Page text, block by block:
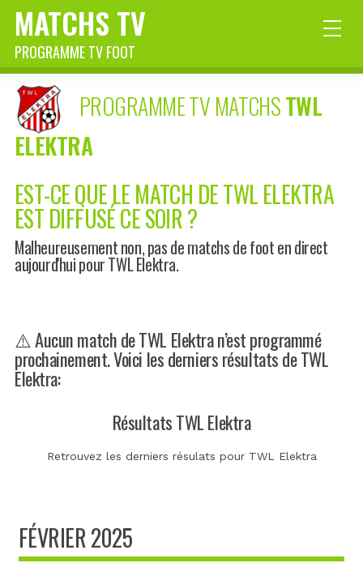
MATCHS TV
PROGRAMME TV FOOT
PROGRAMME TV MATCHSTWL
ELEKTRA
EST-CE QUE LE MATCH DE TWL ELEKTRA
EST DIFFUSÉ CE SOIR ?
Malheureusement non, pas de matchs de foot en direct
aujourd'hui pour TWL Elektra.
⚠️ Aucun match de TWL Elektra n’est programmé
prochainement. Voici les derniers résultats de TWL
Elektra:
Résultats TWL Elektra
Retrouvez les derniers résulats pour TWL Elektra
FÉVRIER 2025